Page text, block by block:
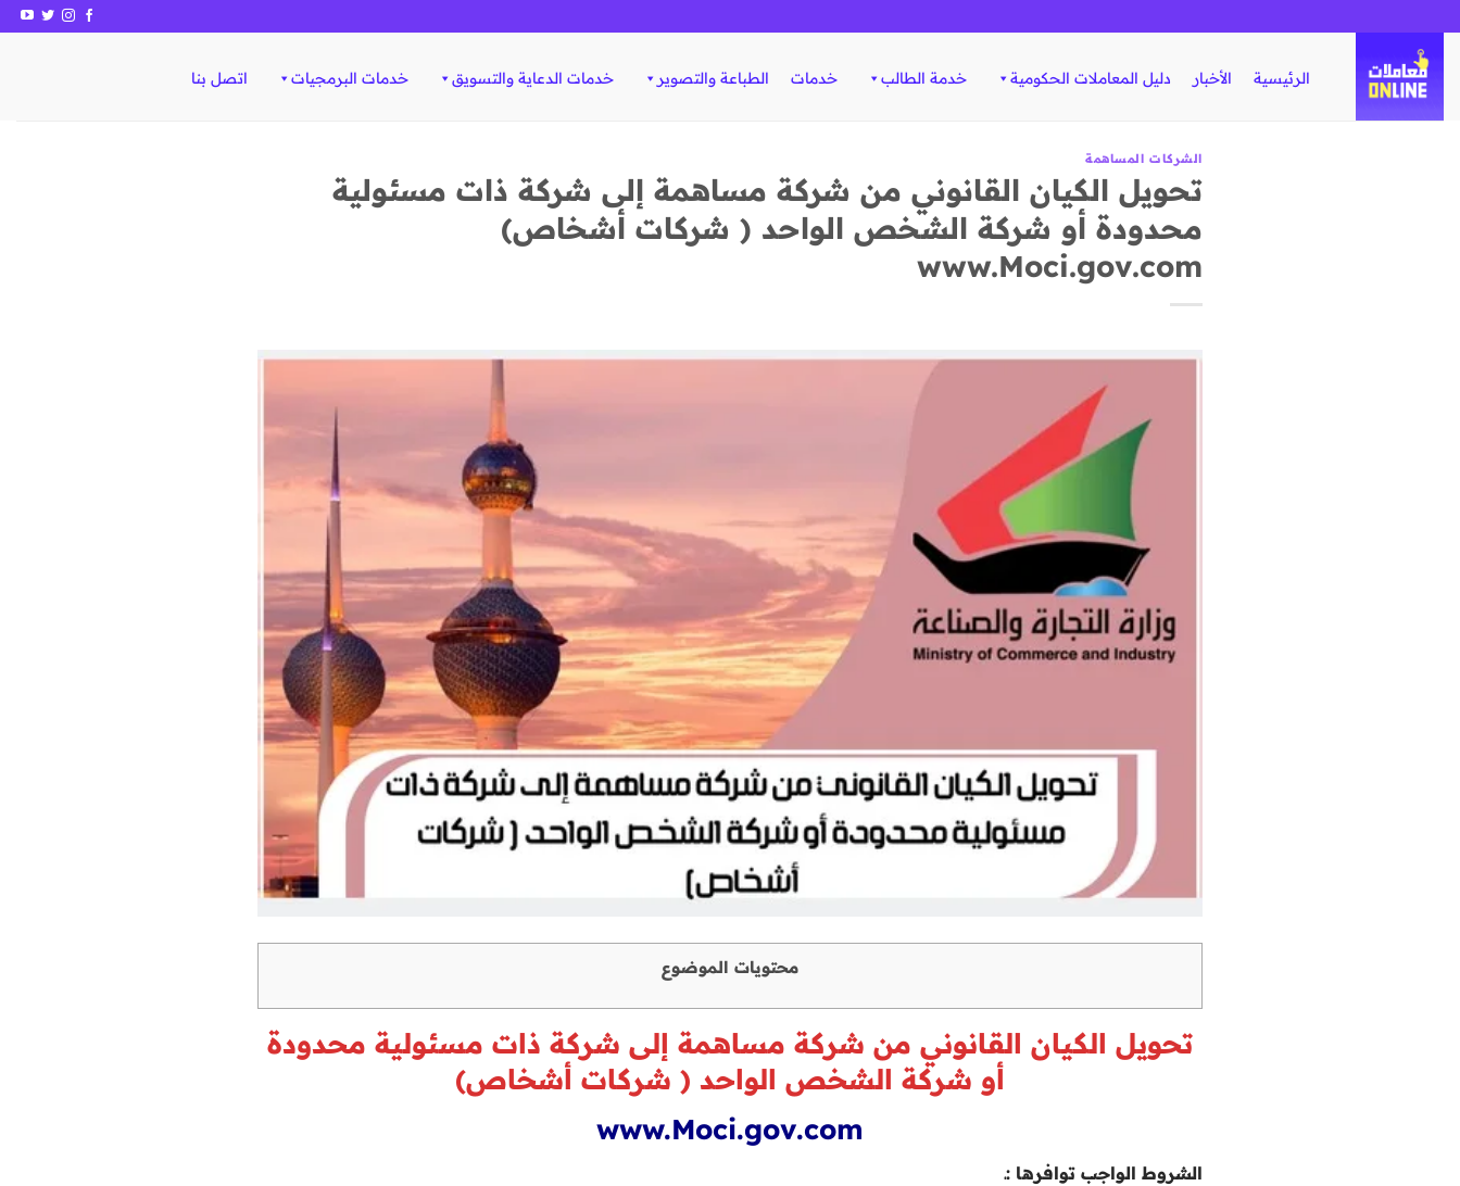
الرئيسية الأخبار دليل المعاملات الحكومية خدمة الطالب خدمات الطباعة والتصوير خدمات الدعاية والتسويق خدمات البرمجيات اتصل بنا
الشركات المساهمة
تحويل الكيان القانوني من شركة مساهمة إلى شركة ذات مسئولية
محدودة أو شركة الشخص الواحد ( شركات أشخاص)
www.Moci.gov.com
محتويات الموضوع
تحويل الكيان القانوني من شركة مساهمة إلى شركة ذات مسئولية محدودة
أو شركة الشخص الواحد ( شركات أشخاص)
www.Moci.gov.com
الشروط الواجب توافرها :ـ